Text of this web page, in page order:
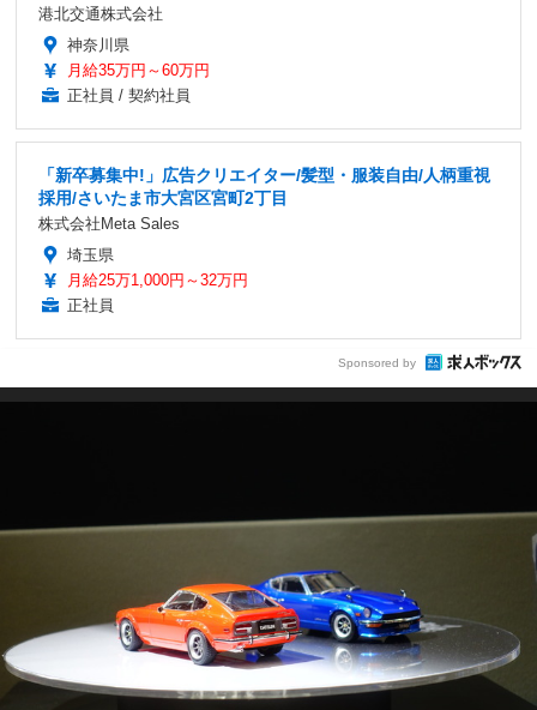
港北交通株式会社
神奈川県
月給35万円～60万円
正社員 / 契約社員
「新卒募集中!」広告クリエイター/髪型・服装自由/人柄重視
採用/さいたま市大宮区宮町2丁目
株式会社Meta Sales
埼玉県
月給25万1,000円～32万円
正社員
Sponsored by